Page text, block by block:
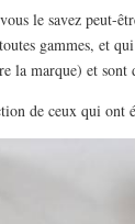
le savez peut-
gammes, et
la marque) et
de ceux qui ont